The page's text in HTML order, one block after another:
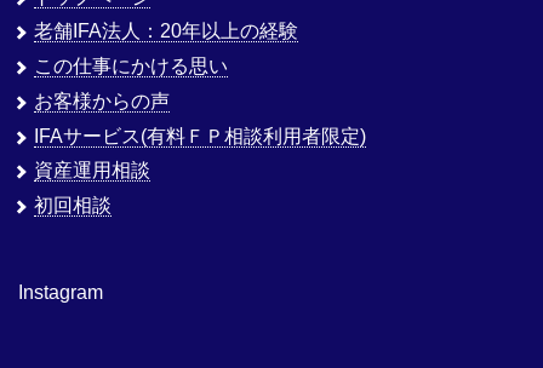
老舗IFA法人：20年以上の経験
この仕事にかける思い
お客様からの声
IFAサービス(有料ＦＰ相談利用者限定)
資産運用相談
初回相談
Instagram